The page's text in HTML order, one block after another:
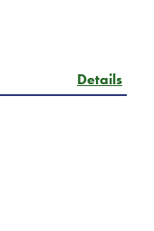
Details